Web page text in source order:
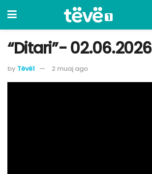
“Ditari”- 02.06.2026
by Tëvë1 2 muaj ago